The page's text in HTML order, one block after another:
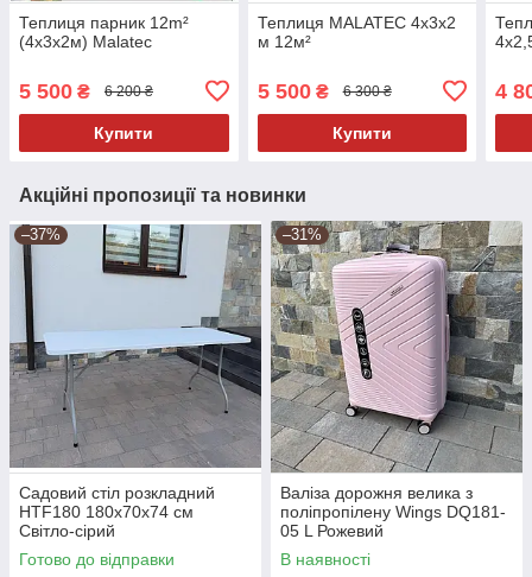
Теплиця парник 12m²
(4x3x2м) Мalatec
5 500 ₴ 6 200 ₴
Купити
Теплиця MALATEC 4х3х2
м 12м²
5 500₴ 6 300 ₴
Купити
4
Акційні пропозиції та новинки
–37%
Садовий стіл розкладний
HTF180 180х70х74 см
Світло-сірий
Готово до відправки
–31%
Валіза дорожня велика з
поліпропілену Wings DQ181-
05 L Рожевий
В наявності